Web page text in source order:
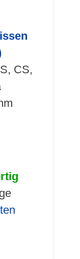
CS,